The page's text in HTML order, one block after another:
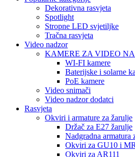
Dekorativna rasvjeta
Spotlight
Stropne LED svjetiljke
Tračna rasvjeta
Video nadzor
KAMERE ZA VIDEO
WI-FI kamere
Baterijske i solarne
PoE kamere
Video snimači
Video nadzor dodatci
Rasvjeta
Okviri i armature za žarulje
Držač za E27 žarulje
Nadgradna armatura
Okviri za GU10 i
Okviri za AR111